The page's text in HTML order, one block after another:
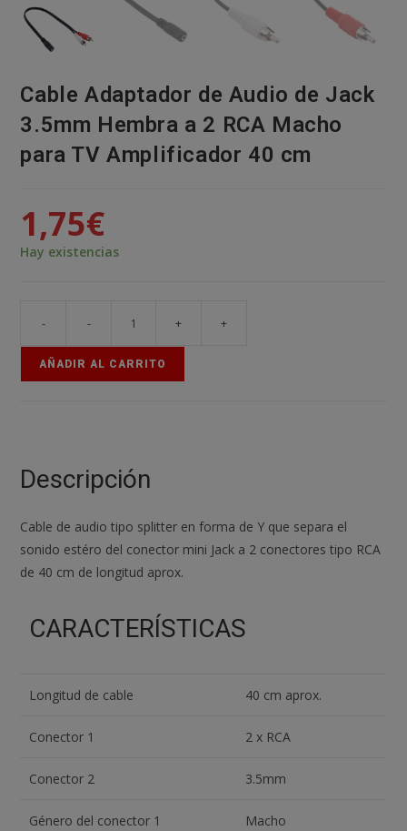
Cable Adaptador de Audio de Jack
3.5mm Hembra a 2 RCA Macho
para TV Amplificador 40 cm
1,75€
Hay existencias
-
cm
- + +
AÑADIR AL CARRITO
Descripción
Cable de audio tipo splitter en forma de Y que separa el
sonido estéro del conector mini Jack a 2 conectores tipo RCA
de 40 cm de longitud aprox.
CARACTERÍSTICAS
Longitud de cable 40 cm aprox.
Conector 1 2 x RCA
Conector 2 3.5mm
Género del conector 1 Macho